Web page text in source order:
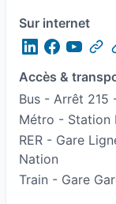
Sur internet
Accès &
Bus - Arrêt 215
Métro - Station
RER - Gare
Nation
Train - Gare